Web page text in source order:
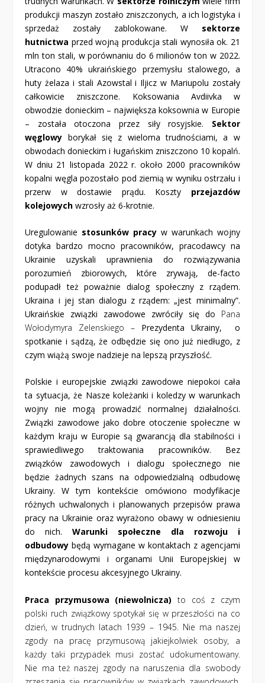
produkcji maszyn zostało zniszczonych, a ich logistyka i
sprzedaż zostały zablokowane. W sektorze
hutnictwa przed wojną produkcja stali wynosiła ok. 21
mln ton stali, w porównaniu do 6 milionów ton w 2022.
Utracono 40% ukraińskiego przemysłu stalowego, a
huty żelaza i stali Azowstal i Iljicz w Mariupolu zostały
całkowicie zniszczone. Koksowania Avdiivka w
obwodzie donieckim – największa koksownia w Europie
– została otoczona przez siły rosyjskie. Sektor
węglowy borykał się z wieloma trudnościami, a w
obwodach donieckim i ługańskim zniszczono 10 kopalń.
W dniu 21 listopada 2022 r. około 2000 pracowników
kopalni węgla pozostało pod ziemią w wyniku ostrzału i
przerw w dostawie prądu. Koszty przejazdów
kolejowych wzrosły aż 6-krotnie.
Uregulowanie stosunków pracy w warunkach wojny
dotyka bardzo mocno pracowników, pracodawcy na
Ukrainie uzyskali uprawnienia do rozwiązywania
porozumień zbiorowych, które zrywają, de-facto
podupadł też poważnie dialog społeczny z rządem.
Ukraina i jej stan dialogu z rządem: „jest minimalny”.
Ukraińskie związki zawodowe zwróciły się do Pana
Wołodymyra Zelenskiego – Prezydenta Ukrainy, o
spotkanie i sądzą, że odbędzie się ono już niedługo, z
czym wiążą swoje nadzieje na lepszą przyszłość.
Polskie i europejskie związki zawodowe niepokoi cała
ta sytuacja, że Nasze koleżanki i koledzy w warunkach
wojny nie mogą prowadzić normalnej działalności.
Związki zawodowe jako dobre otoczenie społeczne w
każdym kraju w Europie są gwarancją dla stabilności i
sprawiedliwego traktowania pracowników. Bez
związków zawodowych i dialogu społecznego nie
będzie żadnych szans na odpowiedzialną odbudowę
Ukrainy. W tym kontekście omówiono modyfikacje
różnych uchwalonych i planowanych przepisów prawa
pracy na Ukrainie oraz wyrażono obawy w odniesieniu
do nich.Warunki społeczne dla rozwoju i
odbudowybędą wymagane w kontaktach z agencjami
międzynarodowymi i organami Unii Europejskiej w
kontekście procesu akcesyjnego Ukrainy.
Praca przymusowa (niewolnicza) to coś z czym
polski ruch związkowy spotykał się w przeszłości na co
dzień, w trudnych latach 1939 – 1945. Nie ma naszej
zgody na pracę przymusową jakiejkolwiek osoby, a
każdy taki przypadek musi zostać udokumentowany.
Nie ma też naszej zgody na naruszenia dla swobody